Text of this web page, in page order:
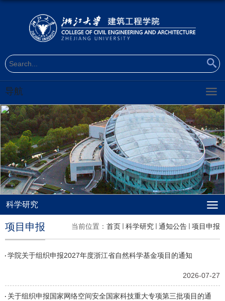
导航
科学研究
当前位置： 首页 科学研究 通知公告 项目申报
项目申报
学院关于组织申报2027年度浙江省自然科学基金项目的通知
2026-07-27
关于组织申报国家网络空间安全国家科技重大专项第三批项目的通